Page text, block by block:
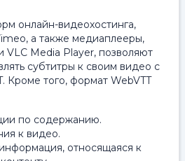
онлайн-видеохостинга,
а также медиаплееры,
VLC Media Player, позволяют
субтитры к своим видео с
Кроме того, формат WebVTT
по содержанию.
к видео.
относящаяся к